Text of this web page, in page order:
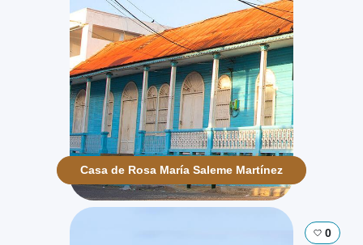
Casa de Rosa María Saleme Martínez
0